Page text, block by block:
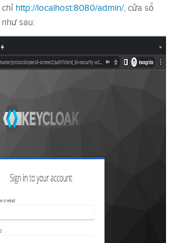
chỉ http://localhost:8080/admin/, cửa sổ
sau: